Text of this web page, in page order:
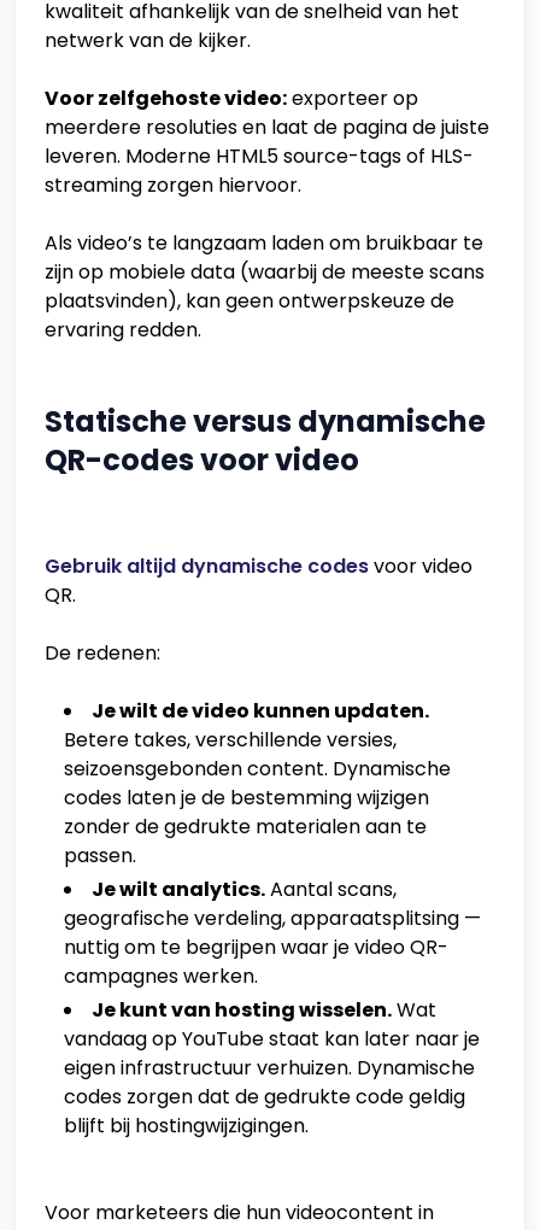
kwaliteit afhankelijk van de snelheid van het
netwerk van de kijker.
Voor zelfgehoste video:exporteer op
meerdere resoluties en laat de pagina de juiste
leveren. Moderne HTML5 source-tags of HLS-
streaming zorgen hiervoor.
Als video’s te langzaam laden om bruikbaar te
zijn op mobiele data (waarbij de meeste scans
plaatsvinden), kan geen ontwerpskeuze de
ervaring redden.
Statische versus dynamische
QR-codes voor video
Gebruik altijd dynamische codesvoor video
QR.
De redenen:
Je wilt de video kunnen updaten.
Betere takes, verschillende versies,
seizoensgebonden content. Dynamische
codes laten je de bestemming wijzigen
zonder de gedrukte materialen aan te
passen.
Je wilt analytics.Aantal scans,
geografische verdeling, apparaatsplitsing —
nuttig om te begrijpen waar je video QR-
campagnes werken.
Je kunt van hosting wisselen.Wat
vandaag op YouTube staat kan later naar je
eigen infrastructuur verhuizen. Dynamische
codes zorgen dat de gedrukte code geldig
blijft bij hostingwijzigingen.
Voor marketeers die hun videocontent in